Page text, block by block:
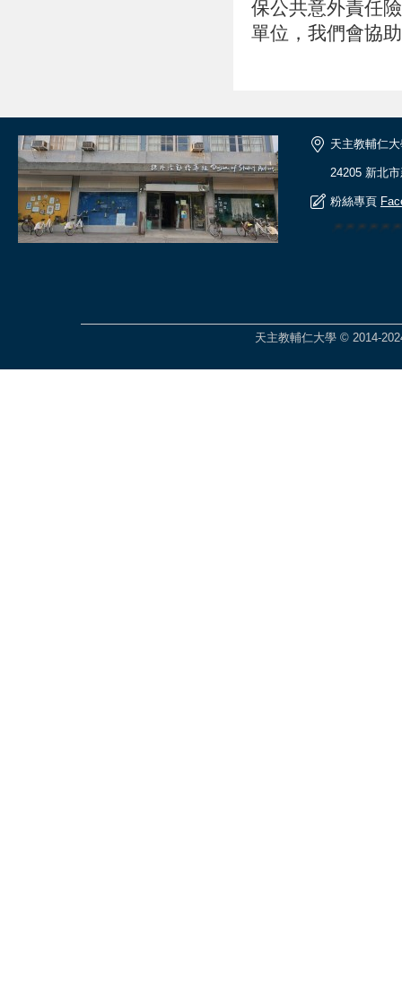
保公共意外責任
單位，我們會協
天主教輔仁
24205 新北
粉絲專頁
天主教輔仁大學 © 2014-